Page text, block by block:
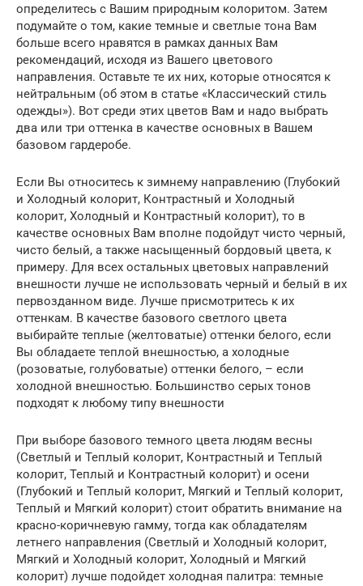
определитесь с Вашим природным колоритом. Затем
подумайте о том, какие темные и светлые тона Вам
больше всего нравятся в рамках данных Вам
рекомендаций, исходя из Вашего цветового
направления. Оставьте те их них, которые относятся к
нейтральным (об этом в статье «Классический стиль
одежды»). Вот среди этих цветов Вам и надо выбрать
два или три оттенка в качестве основных в Вашем
базовом гардеробе.
Если Вы относитесь к зимнему направлению (Глубокий
и Холодный колорит, Контрастный и Холодный
колорит, Холодный и Контрастный колорит), то в
качестве основных Вам вполне подойдут чисто черный,
чисто белый, а также насыщенный бордовый цвета, к
примеру. Для всех остальных цветовых направлений
внешности лучше не использовать черный и белый в их
первозданном виде. Лучше присмотритесь к их
оттенкам. В качестве базового светлого цвета
выбирайте теплые (желтоватые) оттенки белого, если
Вы обладаете теплой внешностью, а холодные
(розоватые, голубоватые) оттенки белого, – если
холодной внешностью. Большинство серых тонов
подходят к любому типу внешности
При выборе базового темного цвета людям весны
(Светлый и Теплый колорит, Контрастный и Теплый
колорит, Теплый и Контрастный колорит) и осени
(Глубокий и Теплый колорит, Мягкий и Теплый колорит,
Теплый и Мягкий колорит) стоит обратить внимание на
красно-коричневую гамму, тогда как обладателям
летнего направления (Светлый и Холодный колорит,
Мягкий и Холодный колорит, Холодный и Мягкий
колорит) лучше подойдет холодная палитра: темные